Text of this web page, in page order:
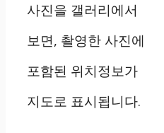
사진을 갤러리에서
보면, 촬영한 사진에
포함된 위치정보가
지도로 표시됩니다.